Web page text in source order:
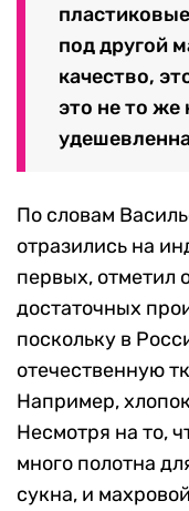
под другой
качество,
это не то же
По словам
отразились на
первых, отметил
достаточных
поскольку в
отечественную
Например,
Несмотря на то,
много полотна
сукна, и